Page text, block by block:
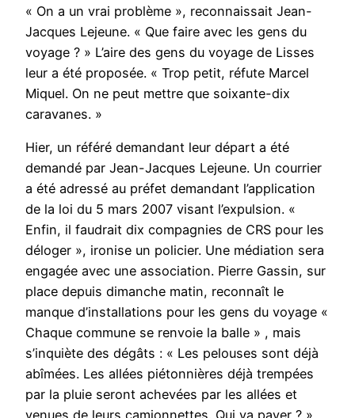
« On a un vrai problème », reconnaissait Jean-
Jacques Lejeune. « Que faire avec les gens du
voyage ? » L’aire des gens du voyage de Lisses
leur a été proposée. « Trop petit, réfute Marcel
Miquel. On ne peut mettre que soixante-dix
caravanes. »
Hier, un référé demandant leur départ a été
demandé par Jean-Jacques Lejeune. Un courrier
a été adressé au préfet demandant l’application
de la loi du 5 mars 2007 visant l’expulsion. «
Enfin, il faudrait dix compagnies de CRS pour les
déloger », ironise un policier. Une médiation sera
engagée avec une association. Pierre Gassin, sur
place depuis dimanche matin, reconnaît le
manque d’installations pour les gens du voyage «
Chaque commune se renvoie la balle » , mais
s’inquiète des dégâts : « Les pelouses sont déjà
abîmées. Les allées piétonnières déjà trempées
par la pluie seront achevées par les allées et